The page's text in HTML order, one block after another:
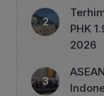
PHK
2026